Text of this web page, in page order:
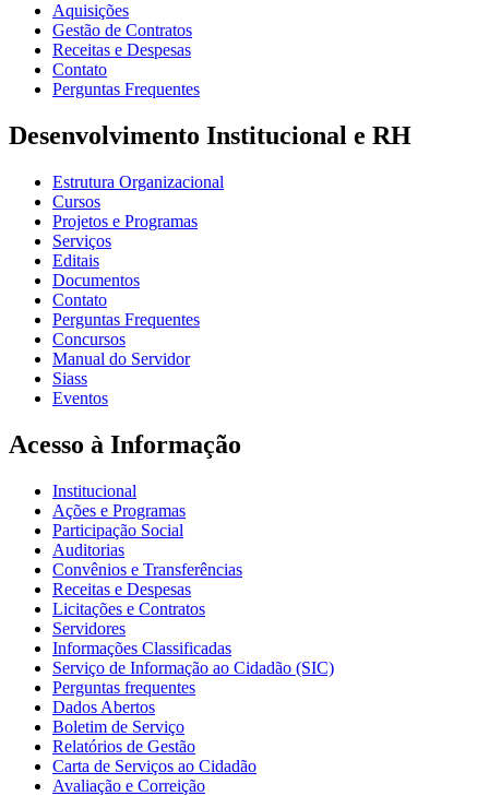
Aquisições
Gestão de Contratos
Receitas e Despesas
Contato
Perguntas Frequentes
Desenvolvimento Institucional e RH
Estrutura Organizacional
Cursos
Projetos e Programas
Serviços
Editais
Documentos
Contato
Perguntas Frequentes
Concursos
Manual do Servidor
Siass
Eventos
Acesso à Informação
Institucional
Ações e Programas
Participação Social
Auditorias
Convênios e Transferências
Receitas e Despesas
Licitações e Contratos
Servidores
Informações Classificadas
Serviço de Informação ao Cidadão (SIC)
Perguntas frequentes
Dados Abertos
Boletim de Serviço
Relatórios de Gestão
Carta de Serviços ao Cidadão
Avaliação e Correição